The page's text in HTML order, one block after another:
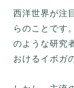
西洋世界が注
らのことです
のような研究
おけるイボガ